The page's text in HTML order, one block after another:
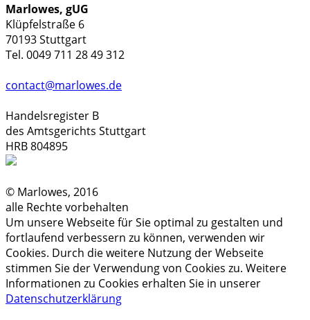
Marlowes, gUG
Klüpfelstraße 6
70193 Stuttgart
Tel. 0049 711 28 49 312
contact@marlowes.de
Handelsregister B
des Amtsgerichts Stuttgart
HRB 804895
© Marlowes, 2016
alle Rechte vorbehalten
Um unsere Webseite für Sie optimal zu gestalten und
fortlaufend verbessern zu können, verwenden wir
Cookies. Durch die weitere Nutzung der Webseite
stimmen Sie der Verwendung von Cookies zu. Weitere
Informationen zu Cookies erhalten Sie in unserer
Datenschutzerklärung